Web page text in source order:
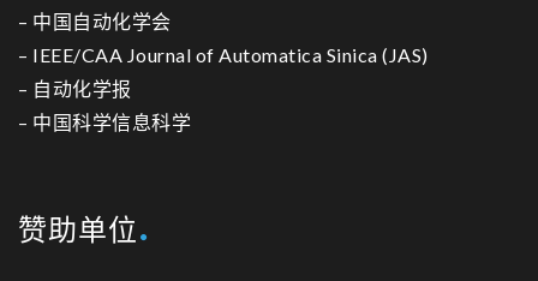
– 中国自动化学会
– IEEE/CAA Journal of Automatica Sinica (JAS)
– 自动化学报
– 中国科学信息科学
赞助单位